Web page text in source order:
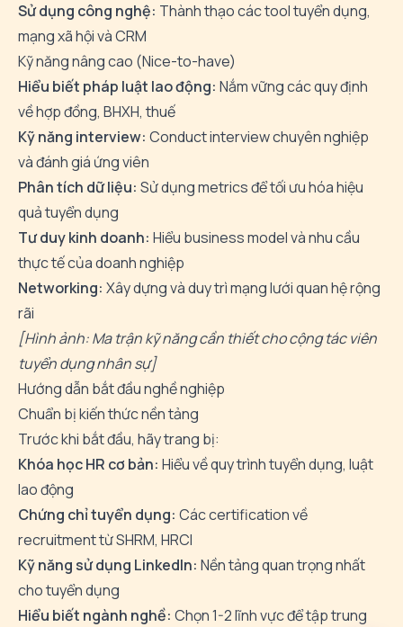
Sử dụng công nghệ: Thành thạo các tool tuyển dụng,
mạng xã hội và CRM
Kỹ năng nâng cao (Nice-to-have)
Hiểu biết pháp luật lao động: Nắm vững các quy định
về hợp đồng, BHXH, thuế
Kỹ năng interview: Conduct interview chuyên nghiệp
và đánh giá ứng viên
Phân tích dữ liệu: Sử dụng metrics để tối ưu hóa hiệu
quả tuyển dụng
Tư duy kinh doanh: Hiểu business model và nhu cầu
thực tế của doanh nghiệp
Networking: Xây dựng và duy trì mạng lưới quan hệ rộng
rãi
[Hình ảnh: Ma trận kỹ năng cần thiết cho cộng tác viên
tuyển dụng nhân sự]
Hướng dẫn bắt đầu nghề nghiệp
Chuẩn bị kiến thức nền tảng
Trước khi bắt đầu, hãy trang bị:
Khóa học HR cơ bản: Hiểu về quy trình tuyển dụng, luật
lao động
Chứng chỉ tuyển dụng: Các certification về
recruitment từ SHRM, HRCI
Kỹ năng sử dụng LinkedIn: Nền tảng quan trọng nhất
cho tuyển dụng
Hiểu biết ngành nghề: Chọn 1-2 lĩnh vực để tập trung